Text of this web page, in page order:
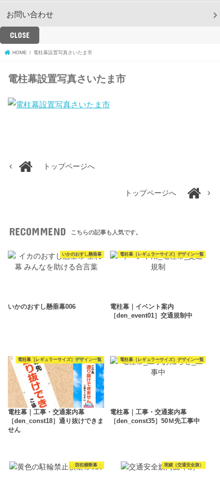
お問い合わせ
CLOSE
HOME 電柱幕設置写真さいたま市
電柱幕設置写真さいたま市
トップページへ
トップページへ
RECOMMEND こちらの記事も人気です。
いかのおすし懸垂幕
いかのおすし懸垂幕006
電柱幕［レギュラーサイズ］デザイン一覧
電柱幕｜イベント案内
［den_event01］交通規制中
電柱幕［レギュラーサイズ］デザイン一覧
電柱幕｜工事・交通案内幕
［den_const18］通り抜けできま
せん
電柱幕［レギュラーサイズ］デザイン一覧
電柱幕｜工事・交通案内幕
［den_const35］50Ｍ先工事中
防犯横断幕 実績（交通安全旗）